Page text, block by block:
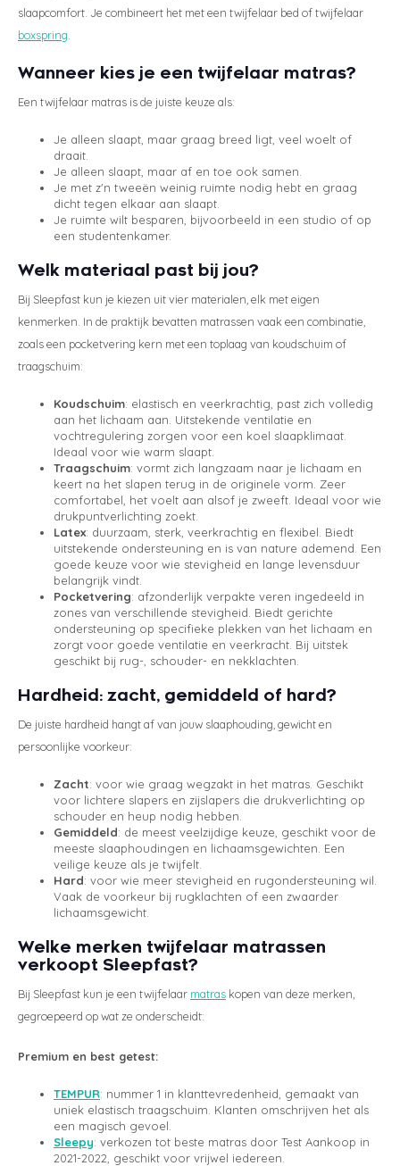
slaapcomfort. Je combineert het met een twijfelaar bed of twijfelaar
boxspring
Wanneer kies je een twijfelaar matras?
Een twijfelaar matras is de juiste keuze als:
Je alleen slaapt, maar graag breed ligt, veel woelt of
draait.
Je alleen slaapt, maar af en toe ook samen.
Je met z'n tweeën weinig ruimte nodig hebt en graag
dicht tegen elkaar aan slaapt.
Je ruimte wilt besparen, bijvoorbeeld in een studio of op
een studentenkamer.
Welk materiaal past bij jou?
Bij Sleepfast kun je kiezen uit vier materialen, elk met eigen
kenmerken. In de praktijk bevatten matrassen vaak een combinatie,
zoals een pocketvering kern met een toplaag van koudschuim of
traagschuim:
Koudschuim: elastisch en veerkrachtig, past zich volledig
aan het lichaam aan. Uitstekende ventilatie en
vochtregulering zorgen voor een koel slaapklimaat.
Ideaal voor wie warm slaapt.
Traagschuim: vormt zich langzaam naar je lichaam en
keert na het slapen terug in de originele vorm. Zeer
comfortabel, het voelt aan alsof je zweeft. Ideaal voor wie
drukpuntverlichting zoekt.
Latex: duurzaam, sterk, veerkrachtig en flexibel. Biedt
uitstekende ondersteuning en is van nature ademend. Een
goede keuze voor wie stevigheid en lange levensduur
belangrijk vindt.
Pocketvering: afzonderlijk verpakte veren ingedeeld in
zones van verschillende stevigheid. Biedt gerichte
ondersteuning op specifieke plekken van het lichaam en
zorgt voor goede ventilatie en veerkracht. Bij uitstek
geschikt bij rug-, schouder- en nekklachten.
Hardheid: zacht, gemiddeld of hard?
De juiste hardheid hangt af van jouw slaaphouding, gewicht en
persoonlijke voorkeur:
Zacht: voor wie graag wegzakt in het matras. Geschikt
voor lichtere slapers en zijslapers die drukverlichting op
schouder en heup nodig hebben.
Gemiddeld: de meest veelzijdige keuze, geschikt voor de
meeste slaaphoudingen en lichaamsgewichten. Een
veilige keuze als je twijfelt.
Hard: voor wie meer stevigheid en rugondersteuning wil.
Vaak de voorkeur bij rugklachten of een zwaarder
lichaamsgewicht.
Welke merken twijfelaar matrassen
verkoopt Sleepfast?
Bij Sleepfast kun je een twijfelaar matras kopen van deze merken,
gegroepeerd op wat ze onderscheidt:
Premium en best getest:
TEMPUR: nummer 1 in klanttevredenheid, gemaakt van
uniek elastisch traagschuim. Klanten omschrijven het als
een magisch gevoel.
Sleepy: verkozen tot beste matras door Test Aankoop in
2021-2022, geschikt voor vrijwel iedereen.